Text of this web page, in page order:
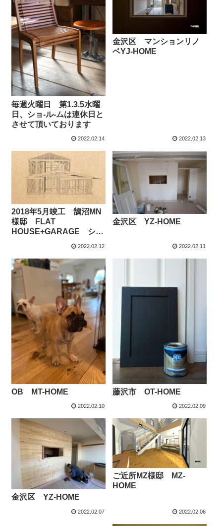
毎週火曜日 第1.3.5水曜
日、ショ-ル-ムは連休日と
させて頂いております
2022.02.14
金沢区 マンションリノ
ベYJ-HOME
2022.02.13
2018年5月竣工 鵠沼MN
様邸 FLAT
HOUSE+GARAGE ショ
2022.02.12
金沢区 YZ-HOME
2022.02.11
OB MT-HOME
2022.02.10
藤沢市 OT-HOME
2022.02.09
金沢区 YZ-HOME
2022.02.07
ご近所MZ様邸 MZ-
HOME
2022.02.06